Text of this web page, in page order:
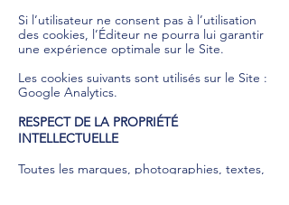
Si l’utilisateur ne consent pas à l’utilisation
des cookies, l’Éditeur ne pourra lui garantir
une expérience optimale sur le Site.
Les cookies suivants sont utilisés sur le Site :
Google Analytics.
RESPECT DE LA PROPRIÉTÉ
INTELLECTUELLE
Toutes les marques, photographies, textes,